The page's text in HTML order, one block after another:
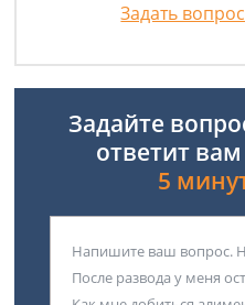
Задать вопрос
Задайте
ответит
5